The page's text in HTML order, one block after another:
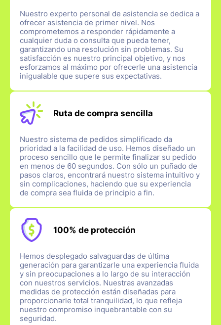
Nuestro experto personal de asistencia se dedica a
ofrecer asistencia de primer nivel. Nos
comprometemos a responder rápidamente a
cualquier duda o consulta que pueda tener,
garantizando una resolución sin problemas. Su
satisfacción es nuestro principal objetivo, y nos
esforzamos al máximo por ofrecerle una asistencia
inigualable que supere sus expectativas.
Ruta de compra sencilla
Nuestro sistema de pedidos simplificado da
prioridad a la facilidad de uso. Hemos diseñado un
proceso sencillo que le permite finalizar su pedido
en menos de 60 segundos. Con sólo un puñado de
pasos claros, encontrará nuestro sistema intuitivo y
sin complicaciones, haciendo que su experiencia
de compra sea fluida de principio a fin.
100% de protección
Hemos desplegado salvaguardas de última
generación para garantizarle una experiencia fluida
y sin preocupaciones a lo largo de su interacción
con nuestros servicios. Nuestras avanzadas
medidas de protección están diseñadas para
proporcionarle total tranquilidad, lo que refleja
nuestro compromiso inquebrantable con su
seguridad.